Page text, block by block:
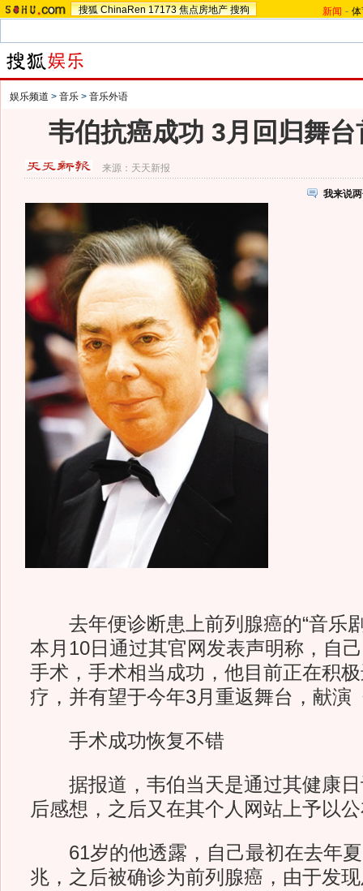
搜狐 ChinaRen 17173 焦点房地产 搜狗 新闻 -
娱乐频道 > 音乐 > 音乐外语
韦伯抗癌成功 3月回归舞台
来源： 天天新报
我来说
去年便诊断患上前列腺癌的“音乐剧
本月10日通过其官网发表声明称，自
手术，手术相当成功，他目前正在积
疗，并有望于今年3月重返舞台，献演
手术成功恢复不错
据报道，韦伯当天是通过其健康日
后感想，之后又在其个人网站上予以
61岁的他透露，自己最初在去年夏
兆，之后被确诊为前列腺癌，由于发